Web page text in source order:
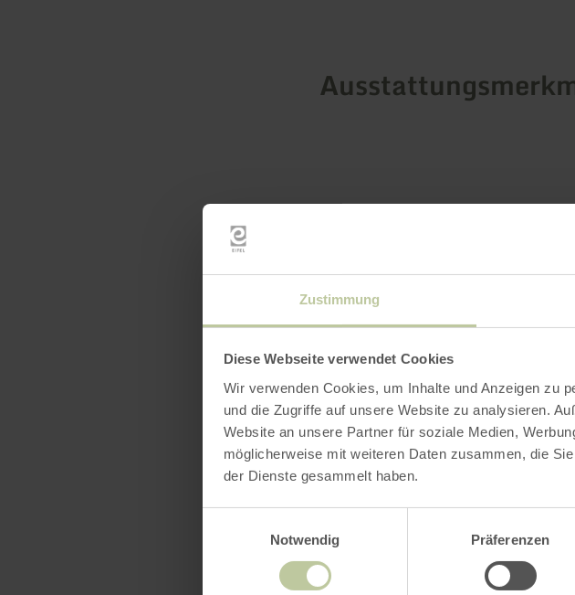
Zustimmung
Diese Webseite verwendet Cookies
Wir verwenden Cookies, um Inhalte und Anzeigen zu
und die Zugriffe auf unsere Website zu analysieren.
Website an unsere Partner für soziale Medien,
möglicherweise mit weiteren Daten zusammen, die
der Dienste gesammelt haben.
Notwendig
Präferenzen